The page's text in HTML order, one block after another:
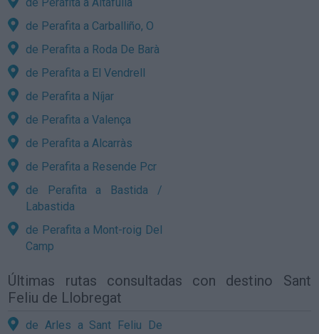
de Perafita a Carballiño, O
de Perafita a Roda De Barà
de Perafita a El Vendrell
de Perafita a Níjar
de Perafita a Valença
de Perafita a Alcarràs
de Perafita a Resende Pcr
de Perafita a Bastida /
Labastida
de Perafita a Mont-roig Del
Camp
Últimas rutas consultadas con destino Sant
Feliu de Llobregat
de Arles a Sant Feliu De